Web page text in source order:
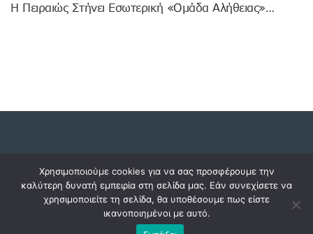
Η Πειραιώς Στήνει Εσωτερική «Ομάδα Αλήθειας»…
Copyright © 2023 dossiers.gr. All rights reserved.
Χρησιμοποιούμε cookies για να σας προσφέρουμε την
καλύτερη δυνατή εμπειρία στη σελίδα μας. Εάν συνεχίσετε να
χρησιμοποιείτε τη σελίδα, θα υποθέσουμε πως είστε
ικανοποιημένοι με αυτό.